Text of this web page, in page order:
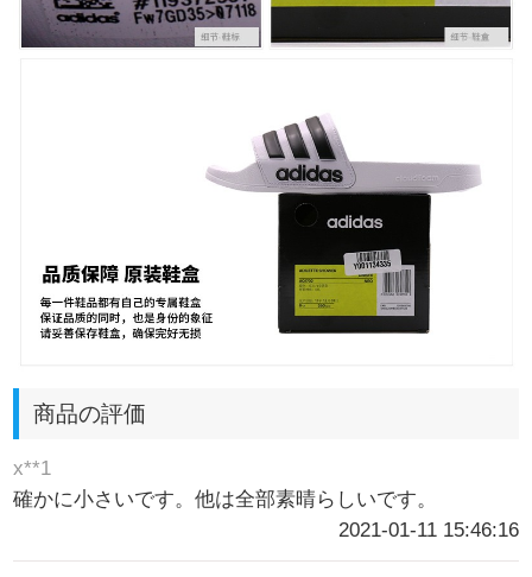
商品の評価
x**1
確かに小さいです。他は全部素晴らしいです。
2021-01-11 15:46:16